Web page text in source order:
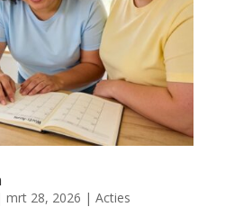
mrt 28, 2026 | Acties